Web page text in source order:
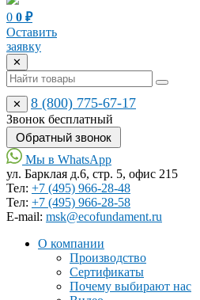
0 0 ₽
Оставить
заявку
✕
✕ 8 (800) 775-67-17
Звонок бесплатный
Мы в WhatsApp
ул. Барклая д.6, стр. 5, офис 215
Тел: +7 (495) 966-28-48
Тел: +7 (495) 966-28-58
Е-mail: msk@ecofundament.ru
О компании
Производство
Сертификаты
Почему выбирают нас